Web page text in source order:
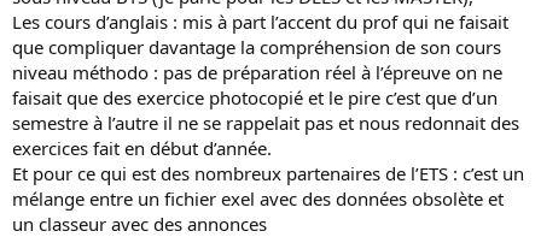
Les cours d’anglais : mis à part l’accent du prof qui ne faisait
que compliquer davantage la compréhension de son cours
niveau méthodo : pas de préparation réel à l’épreuve on ne
faisait que des exercice photocopié et le pire c’est que d’un
semestre à l’autre il ne se rappelait pas et nous redonnait des
exercices fait en début d’année.
Et pour ce qui est des nombreux partenaires de l’ETS : c’est un
mélange entre un fichier exel avec des données obsolète et
un classeur avec des annonces